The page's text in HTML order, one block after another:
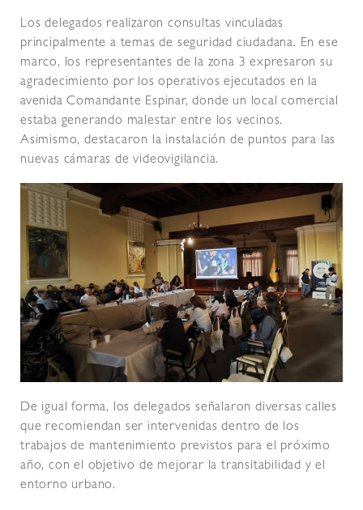
Los delegados realizaron consultas vinculadas
principalmente a temas de seguridad ciudadana. En ese
marco, los representantes de la zona 3 expresaron su
agradecimiento por los operativos ejecutados en la
avenida Comandante Espinar, donde un local comercial
estaba generando malestar entre los vecinos.
Asimismo, destacaron la instalación de puntos para las
nuevas cámaras de videovigilancia.
De igual forma, los delegados señalaron diversas calles
que recomiendan ser intervenidas dentro de los
trabajos de mantenimiento previstos para el próximo
año, con el objetivo de mejorar la transitabilidad y el
entorno urbano.